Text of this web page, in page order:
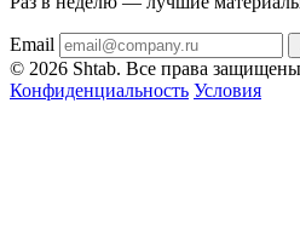
Email
© 2026 Shtab. Все права
Конфиденциальность Условия